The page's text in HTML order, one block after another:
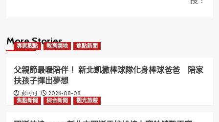
More Stories
專家觀點 教育園地 焦點新聞
父親節最暖陪伴！ 新北凱撒棒球隊化身棒球爸爸 陪家
扶孩子揮出夢想
彭可可
2026-08-08
焦點新聞
綜合新聞 觀光旅遊